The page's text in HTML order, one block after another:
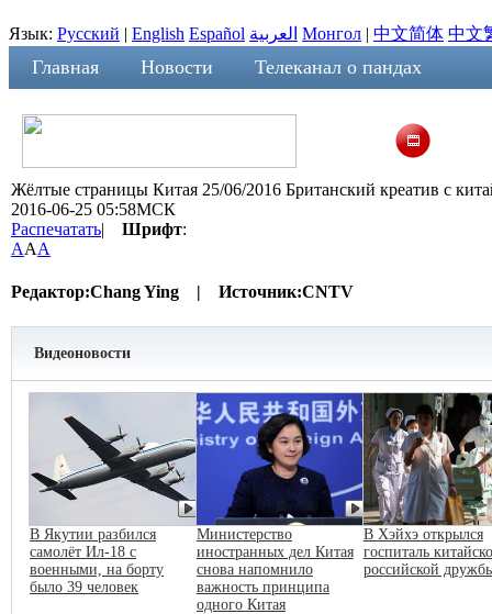
Язык: Русский | English Español العربية Монгол | 中文简体 中文
Главная Новости Телеканал о пандах
Жёлтые страницы Китая 25/06/2016 Британский креатив с
2016-06-25 05:58МСК
Распечатать| Шрифт:
AAA
Редактор:Chang Ying | Источник:CNTV
Видеоновости
В Якутии разбился
самолёт Ил-18 с
военными, на борту
было 39 человек
Министерство
иностранных дел Китая
снова напомнило
важность принципа
одного Китая
В Хэйхэ открылся
госпиталь
российской